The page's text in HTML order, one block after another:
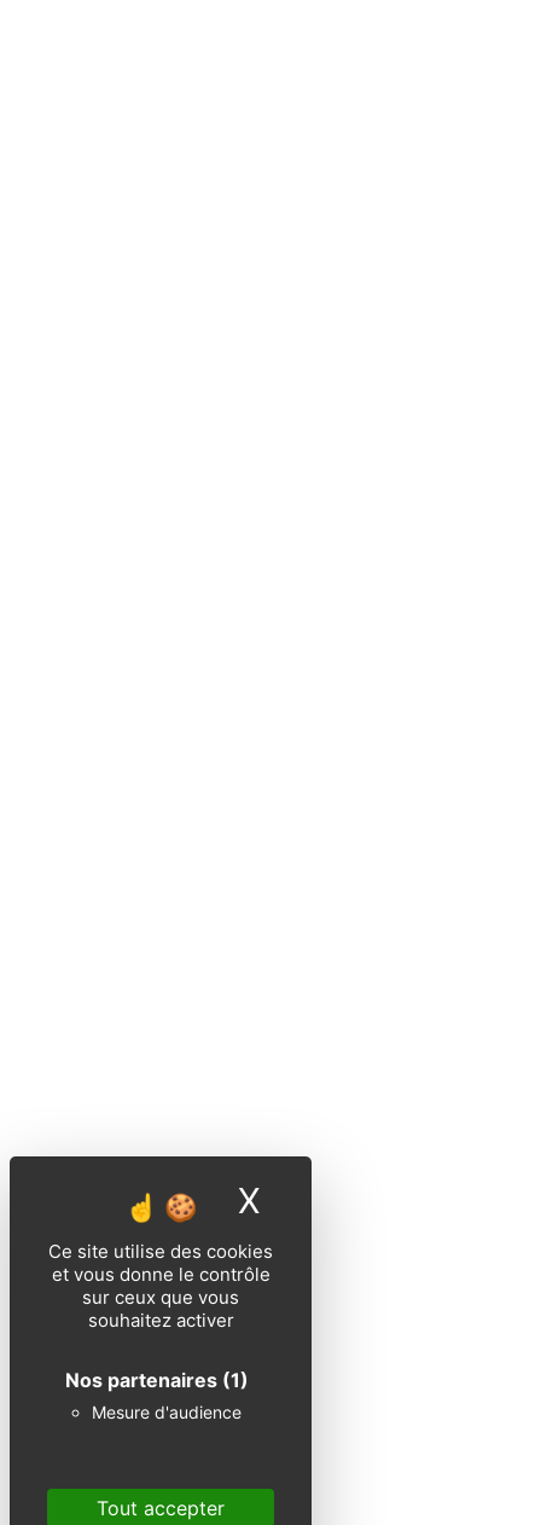
Ce site utilise des cookies
et vous donne le contrôle
sur ceux que vous
souhaitez activer
Nos partenaires (1)
Mesure d'audience
Tout accepter
X